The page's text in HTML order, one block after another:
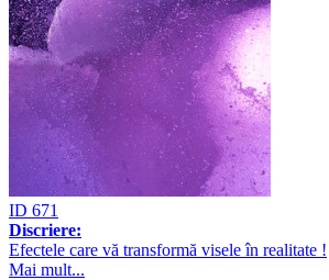
ID 671
Discriere:
Efectele care vă transformă visele în realitate !
Mai mult...